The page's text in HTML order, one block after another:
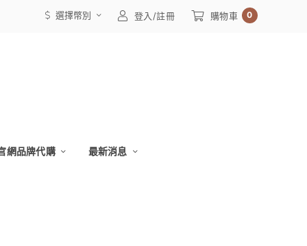
選擇幣別 登入/註冊 購物車 0
網品牌代購 最新消息